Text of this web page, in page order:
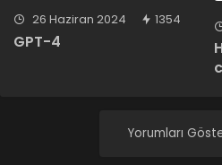
26 Haziran 2024 1354
GPT-4
Yorumları